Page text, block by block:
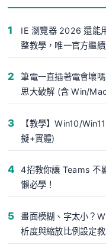
IE 瀏覽器 2026 還能
整教學，唯一官方繼
筆電一直插著電會壞
思大破解 (含 Win/
【教學】Win10/
擬+實體)
4招教你讓 Teams 不
懶必學！
畫面模糊、字太小？
析度與縮放比例設定